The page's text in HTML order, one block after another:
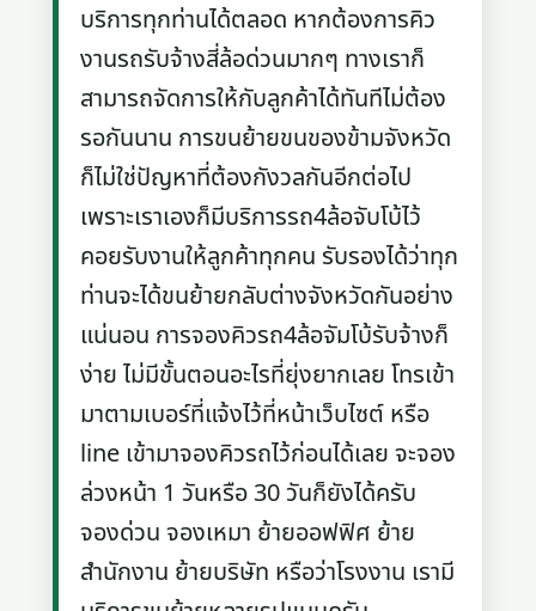
บริการทุกท่านได้ตลอด หากต้องการคิว
งานรถรับจ้างสี่ล้อด่วนมากๆ ทางเราก็
สามารถจัดการให้กับลูกค้าได้ทันทีไม่ต้อง
รอกันนาน การขนย้ายขนของข้ามจังหวัด
ก็ไม่ใช่ปัญหาที่ต้องกังวลกันอีกต่อไป
เพราะเราเองก็มีบริการรถ4ล้อจับโบ้ไว้
คอยรับงานให้ลูกค้าทุกคน รับรองได้ว่าทุก
ท่านจะได้ขนย้ายกลับต่างจังหวัดกันอย่าง
แน่นอน การจองคิวรถ4ล้อจัมโบ้รับจ้างก็
ง่าย ไม่มีขั้นตอนอะไรที่ยุ่งยากเลย โทรเข้า
มาตามเบอร์ที่แจ้งไว้ที่หน้าเว็บไซต์ หรือ
line เข้ามาจองคิวรถไว้ก่อนได้เลย จะจอง
ล่วงหน้า 1 วันหรือ 30 วันก็ยังได้ครับ
จองด่วน จองเหมา ย้ายออฟฟิศ ย้าย
สำนักงาน ย้ายบริษัท หรือว่าโรงงาน เรามี